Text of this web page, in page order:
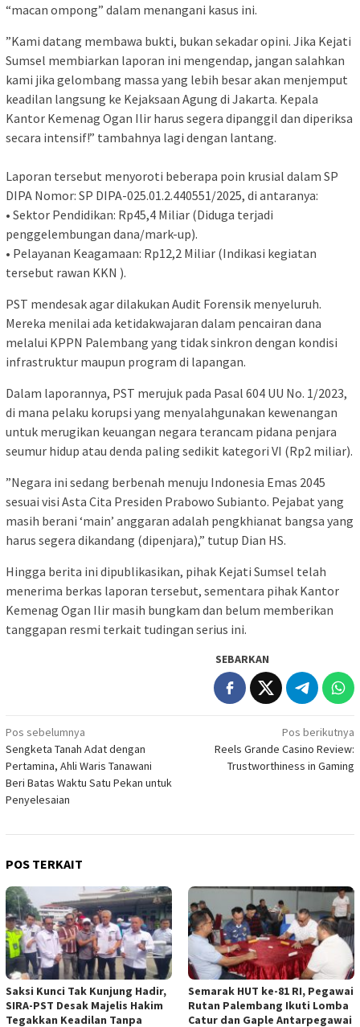
“macan ompong” dalam menangani kasus ini.
​”Kami datang membawa bukti, bukan sekadar opini. Jika Kejati
Sumsel membiarkan laporan ini mengendap, jangan salahkan
kami jika gelombang massa yang lebih besar akan menjemput
keadilan langsung ke Kejaksaan Agung di Jakarta. Kepala
Kantor Kemenag Ogan Ilir harus segera dipanggil dan diperiksa
secara intensif!” tambahnya lagi dengan lantang.
​Laporan tersebut menyoroti beberapa poin krusial dalam SP
DIPA Nomor: SP DIPA-025.01.2.440551/2025, di antaranya:
• ​Sektor Pendidikan: Rp45,4 Miliar (Diduga terjadi
penggelembungan dana/mark-up).
• ​Pelayanan Keagamaan: Rp12,2 Miliar (Indikasi kegiatan
tersebut rawan KKN ).
​PST mendesak agar dilakukan Audit Forensik menyeluruh.
Mereka menilai ada ketidakwajaran dalam pencairan dana
melalui KPPN Palembang yang tidak sinkron dengan kondisi
infrastruktur maupun program di lapangan.
​Dalam laporannya, PST merujuk pada Pasal 604 UU No. 1/2023,
di mana pelaku korupsi yang menyalahgunakan kewenangan
untuk merugikan keuangan negara terancam pidana penjara
seumur hidup atau denda paling sedikit kategori VI (Rp2 miliar).
​”Negara ini sedang berbenah menuju Indonesia Emas 2045
sesuai visi Asta Cita Presiden Prabowo Subianto. Pejabat yang
masih berani ‘main’ anggaran adalah pengkhianat bangsa yang
harus segera dikandang (dipenjara),” tutup Dian HS.
​Hingga berita ini dipublikasikan, pihak Kejati Sumsel telah
menerima berkas laporan tersebut, sementara pihak Kantor
Kemenag Ogan Ilir masih bungkam dan belum memberikan
tanggapan resmi terkait tudingan serius ini.
SEBARKAN
Navigasi
pos
Pos sebelumnya
Sengketa Tanah Adat dengan
Pertamina, Ahli Waris Tanawani
Beri Batas Waktu Satu Pekan untuk
Penyelesaian
Pos berikutnya
Reels Grande Casino Review:
Trustworthiness in Gaming
POS TERKAIT
Saksi Kunci Tak Kunjung Hadir,
SIRA-PST Desak Majelis Hakim
Tegakkan Keadilan Tanpa
Semarak HUT ke-81 RI, Pegawai
Rutan Palembang Ikuti Lomba
Catur dan Gaple Antarpegawai